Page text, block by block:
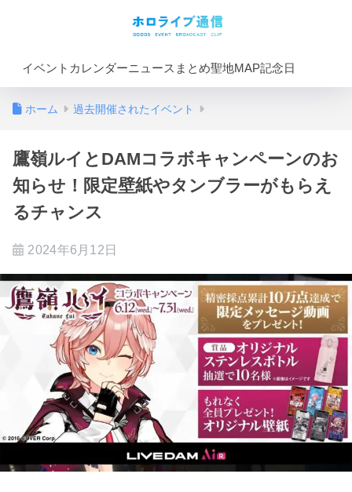
イベントカレンダーニュースまとめ聖地MAP記念日
ホーム 過去開催されたイベント
鷹嶺ルイとDAMコラボキャンペーンのお
知らせ！限定壁紙やタンブラーがもらえ
るチャンス
2024年6月12日